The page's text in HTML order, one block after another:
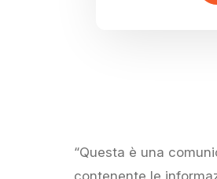
“Questa è una
contenente le